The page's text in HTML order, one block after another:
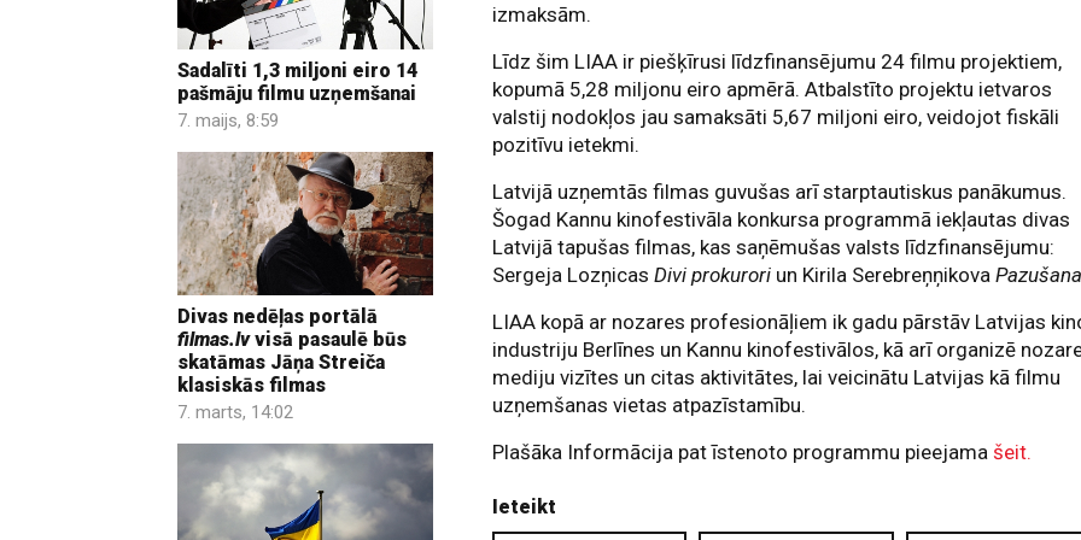
Sadalīti 1,3 miljoni eiro 14
pašmāju filmu uzņemšanai
7. maijs, 8:59
Divas nedēļas portālā
filmas.lvvisā pasaulē būs
skatāmas Jāņa Streiča
klasiskās filmas
7. marts, 14:02
izmaksām.
Līdz šim LIAA ir piešķīrusi līdzfinansējumu 24 filmu projektiem,
kopumā 5,28 miljonu eiro apmērā. Atbalstīto projektu ietvaros
valstij nodokļos jau samaksāti 5,67 miljoni eiro, veidojot fiskāli
pozitīvu ietekmi.
Latvijā uzņemtās filmas guvušas arī starptautiskus panākumus.
Šogad Kannu kinofestivāla konkursa programmā iekļautas divas
Latvijā tapušas filmas, kas saņēmušas valsts līdzfinansējumu:
Sergeja LozņicasDivi prokurori un Kirila Serebreņņikova
LIAA kopā ar nozares profesionāļiem ik gadu pārstāv Latvijas
industriju Berlīnes un Kannu kinofestivālos, kā arī organizē
mediju vizītes un citas aktivitātes, lai veicinātu Latvijas kā filmu
uzņemšanas vietas atpazīstamību.
Plašāka Informācija pat īstenoto programmu pieejamašeit.
Ieteikt